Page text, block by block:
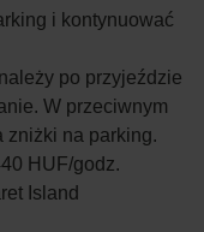
i kontynuować
po przyjeździe
W przeciwnym
zniżki na parking.
HUF/godz.
Island